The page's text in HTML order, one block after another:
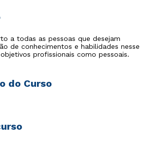
a todas as pessoas que desejam
de conhecimentos e habilidades nesse
profissionais como pessoais.
do Curso